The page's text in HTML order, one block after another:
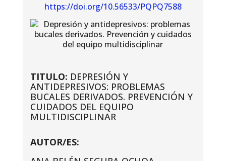
https://doi.org/10.56533/PQPQ7588
TITULO: DEPRESIÓN Y
ANTIDEPRESIVOS: PROBLEMAS
BUCALES DERIVADOS. PREVENCIÓN Y
CUIDADOS DEL EQUIPO
MULTIDISCIPLINAR
AUTOR/ES: